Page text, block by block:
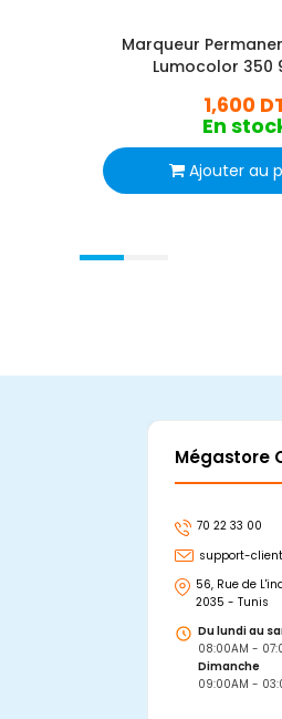
Marqueur
Lumocolor 350
1,600
En
Ajouter au
Mégastore
70 22 33 00
support-
56, Rue de
2035 - Tunis
Du lundi au
08:00AM -
Dimanche
09:00AM -